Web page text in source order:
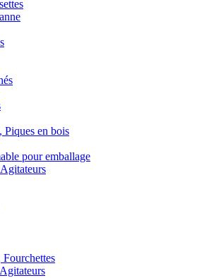
Piques en bois
pour emballage